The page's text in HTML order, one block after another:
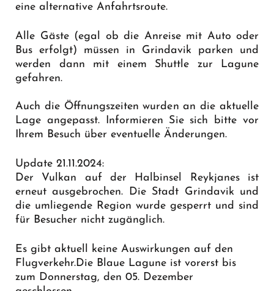
eine alternative Anfahrtsroute.
Alle Gäste (egal ob die Anreise mit Auto oder
Bus erfolgt) müssen in Grindavik parken und
werden dann mit einem Shuttle zur Lagune
gefahren.
Auch die Öffnungszeiten wurden an die aktuelle
Lage angepasst. Informieren Sie sich bitte vor
Ihrem Besuch über eventuelle Änderungen.
Update 21.11.2024:
Der Vulkan auf der Halbinsel Reykjanes ist
erneut ausgebrochen. Die Stadt Grindavik und
die umliegende Region wurde gesperrt und sind
für Besucher nicht zugänglich.
Es gibt aktuell keine Auswirkungen auf den
Flugverkehr.Die Blaue Lagune ist vorerst bis
zum Donnerstag, den 05. Dezember